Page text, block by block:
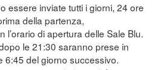
essere inviate tutti i giorni, 24 ore
della partenza,
l’orario di apertura delle Sale Blu.
le 21:30 saranno prese in
6:45 del giorno successivo.